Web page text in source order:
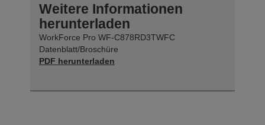
Weitere Informationen
herunterladen
WorkForce Pro WF-C878RD3TWFC
Datenblatt/Broschüre
PDF herunterladen